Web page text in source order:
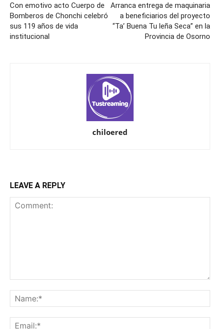
Con emotivo acto Cuerpo de
Bomberos de Chonchi celebró
sus 119 años de vida
institucional
Arranca entrega de maquinaria
a beneficiarios del proyecto
“Ta’ Buena Tu leña Seca” en la
Provincia de Osorno
chiloered
LEAVE A REPLY